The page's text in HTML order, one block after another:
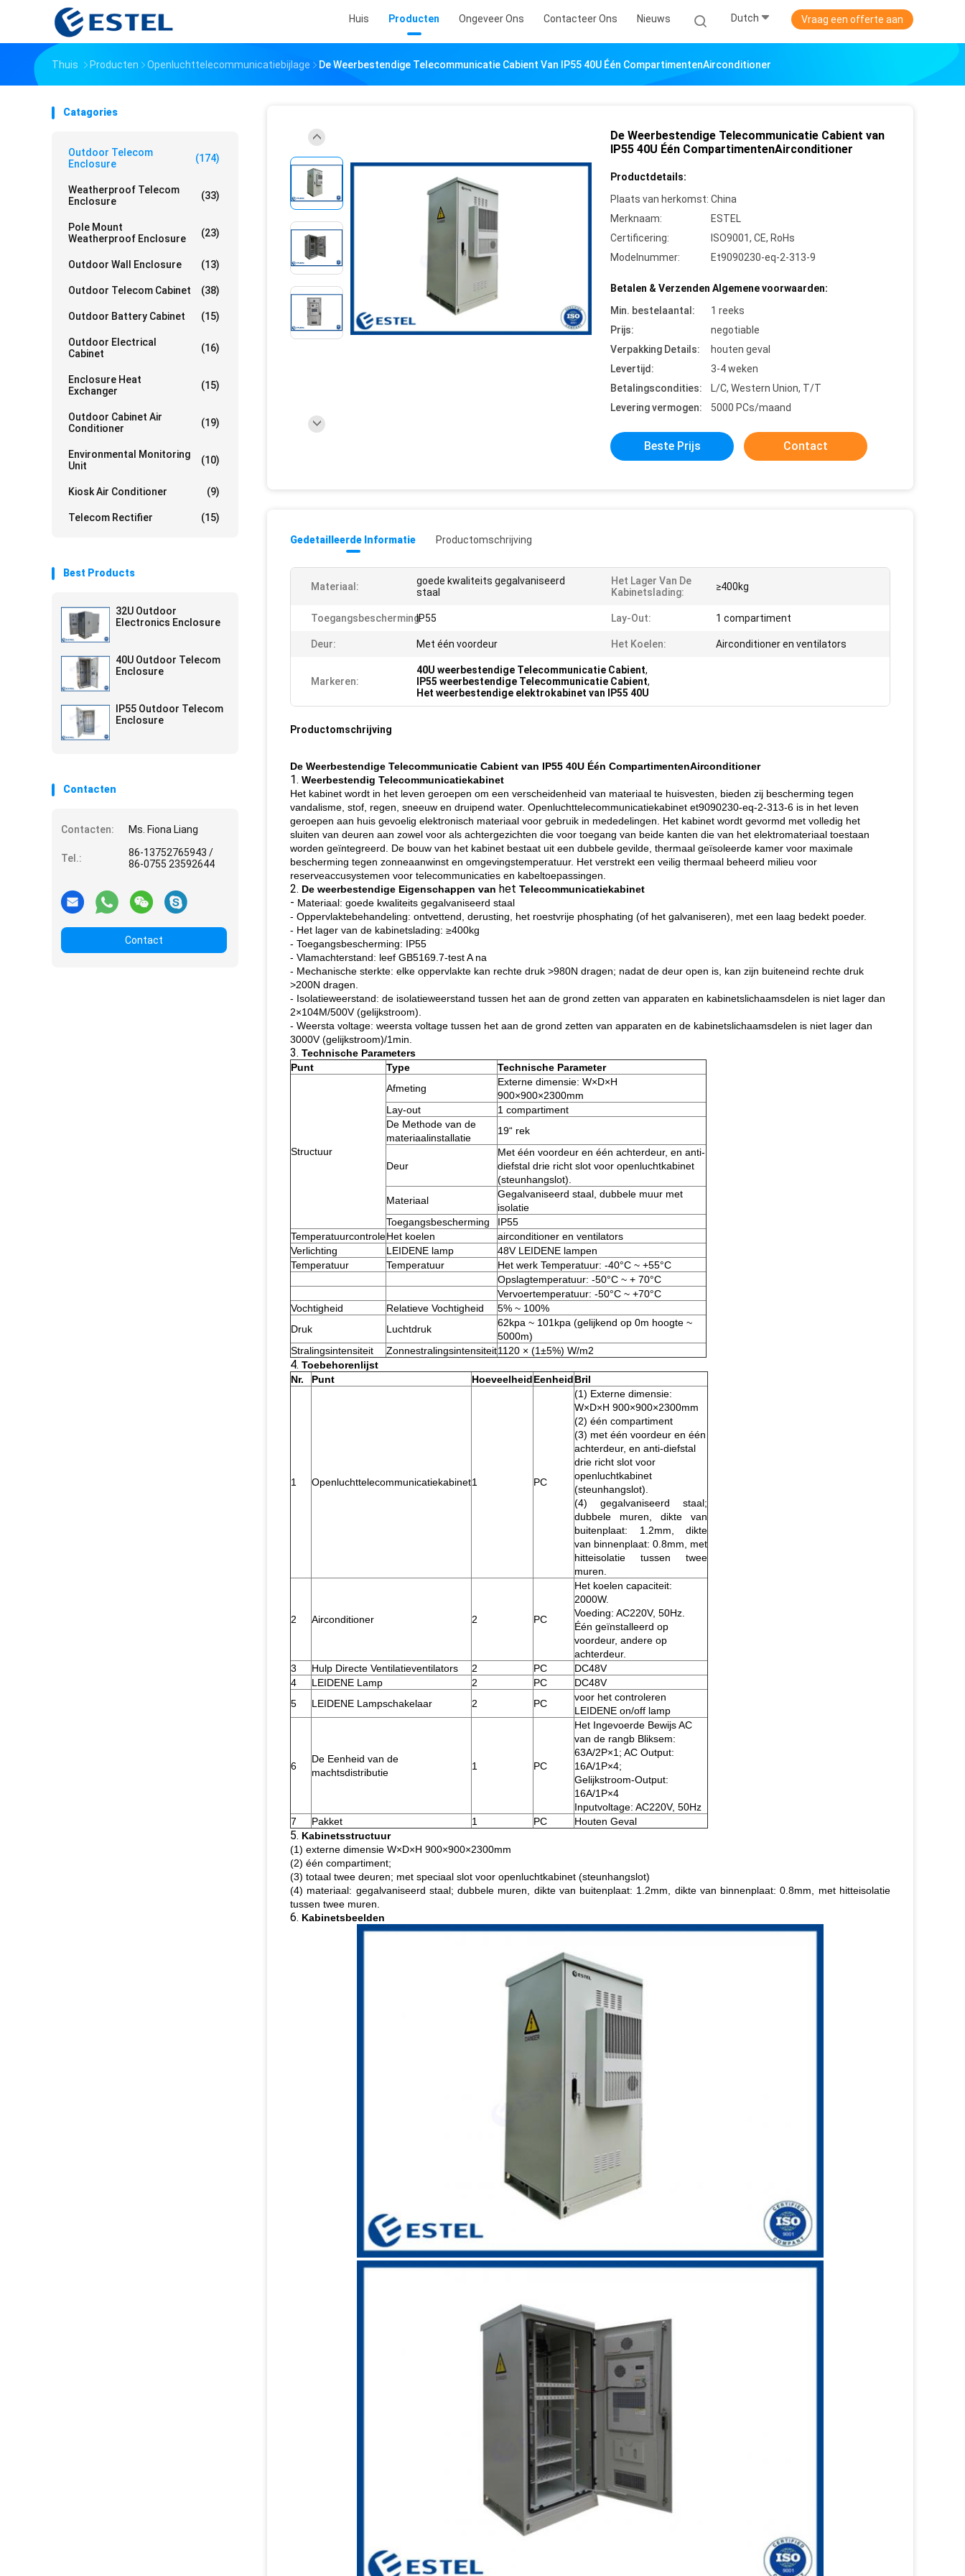
Huis Producten Ongeveer Ons Contacteer Ons Nieuws Dutch Vraag een offerte aan
Thuis Producten Openluchttelecommunicatiebijlage De Weerbestendige Telecommunicatie Cabient Van IP55 40U Één CompartimentenAirconditioner
Catagories
Outdoor Telecom
Enclosure
(174)
Weatherproof Telecom
Enclosure
(33)
Pole Mount
Weatherproof Enclosure
(23)
Outdoor Wall Enclosure (13)
Outdoor Telecom Cabinet (38)
Outdoor Battery Cabinet (15)
Outdoor Electrical
Cabinet
(16)
Enclosure Heat
Exchanger
(15)
Outdoor Cabinet Air
Conditioner
(19)
Environmental Monitoring
Unit
(10)
Kiosk Air Conditioner (9)
Telecom Rectifier (15)
Best Products
32U Outdoor
Electronics Enclosure
40U Outdoor Telecom
Enclosure
IP55 Outdoor Telecom
Enclosure
Contacten
Contacten: Ms. Fiona Liang
Tel.:
86-13752765943 /
86-0755 23592644
Contact
De Weerbestendige Telecommunicatie Cabient van
IP55 40U Één CompartimentenAirconditioner
Productdetails:
Plaats van herkomst: China
Merknaam:
ESTEL
Certificering:
ISO9001, CE, RoHs
Modelnummer:
Et9090230-eq-2-313-9
Betalen & Verzenden Algemene voorwaarden:
Min. bestelaantal:
1 reeks
Prijs:
negotiable
Verpakking Details:
houten geval
Levertijd:
3-4 weken
Betalingscondities:
L/C, Western Union, T/T
Levering vermogen:
5000 PCs/maand
Beste Prijs Contact
Gedetailleerde Informatie Productomschrijving
Materiaal:
goede kwaliteits gegalvaniseerd
staal
Het Lager Van De
Kabinetslading:
≥400kg
Toegangsbescherming:IP55 Lay-Out: 1 compartiment
Deur: Met één voordeur Het Koelen: Airconditioner en ventilators
Markeren:
40U weerbestendige Telecommunicatie Cabient,
IP55 weerbestendige Telecommunicatie Cabient,
Het weerbestendige elektrokabinet van IP55 40U
Productomschrijving
De Weerbestendige Telecommunicatie Cabient van IP55 40U Één CompartimentenAirconditioner
1. Weerbestendig Telecommunicatiekabinet
Het kabinet wordt in het leven geroepen om een verscheidenheid van materiaal te huisvesten, bieden zij bescherming tegen
vandalisme, stof, regen, sneeuw en druipend water. Openluchttelecommunicatiekabinet et9090230-eq-2-313-6 is in het leven
geroepen aan huis gevoelig elektronisch materiaal voor gebruik in mededelingen. Het kabinet wordt gevormd met volledig het
sluiten van deuren aan zowel voor als achtergezichten die voor toegang van beide kanten die van het elektromateriaal toestaan
worden geïntegreerd. De bouw van het kabinet bestaat uit een dubbele gevilde, thermaal geïsoleerde kamer voor maximale
bescherming tegen zonneaanwinst en omgevingstemperatuur. Het verstrekt een veilig thermaal beheerd milieu voor
reserveaccusystemen voor telecommunicaties en kabeltoepassingen.
2. De weerbestendige Eigenschappen van het Telecommunicatiekabinet
- Materiaal: goede kwaliteits gegalvaniseerd staal
- Oppervlaktebehandeling: ontvettend, derusting, het roestvrije phosphating (of het galvaniseren), met een laag bedekt poeder.
- Het lager van de kabinetslading: ≥400kg
- Toegangsbescherming: IP55
- Vlamachterstand: leef GB5169.7-test A na
- Mechanische sterkte: elke oppervlakte kan rechte druk >980N dragen; nadat de deur open is, kan zijn buiteneind rechte druk
>200N dragen.
- Isolatieweerstand: de isolatieweerstand tussen het aan de grond zetten van apparaten en kabinetslichaamsdelen is niet lager dan
2×104M/500V (gelijkstroom).
- Weersta voltage: weersta voltage tussen het aan de grond zetten van apparaten en de kabinetslichaamsdelen is niet lager dan
3000V (gelijkstroom)/1min.
3. Technische Parameters
Punt
Type Technische Parameter
Structuur
Afmeting
Externe dimensie: W×D×H
900×900×2300mm
Lay-out
1 compartiment
De Methode van de
materiaalinstallatie
19“ rek
Deur
Met één voordeur en één achterdeur, en anti-
diefstal drie richt slot voor openluchtkabinet
(steunhangslot).
Materiaal
Gegalvaniseerd staal, dubbele muur met
isolatie
Toegangsbescherming
IP55
TemperatuurcontroleHet koelen
airconditioner en ventilators
Verlichting
LEIDENE lamp
48V LEIDENE lampen
Temperatuur
Temperatuur
Het werk Temperatuur: -40°C ~ +55°C
Opslagtemperatuur: -50°C ~ + 70°C
Vervoertemperatuur: -50°C ~ +70°C
Vochtigheid
Relatieve Vochtigheid
5% ~ 100%
Druk
Luchtdruk
62kpa ~ 101kpa (gelijkend op 0m hoogte ~
5000m)
Stralingsintensiteit
Zonnestralingsintensiteit1120 × (1±5%) W/m2
4. Toebehorenlijst
Nr.
Punt HoeveelheidEenheidBril
1 Openluchttelecommunicatiekabinet1 PC
(1) Externe dimensie:
W×D×H 900×900×2300mm
(2) één compartiment
(3) met één voordeur en één
achterdeur, en anti-diefstal
drie richt slot voor
openluchtkabinet
(steunhangslot).
(4) gegalvaniseerd staal;
dubbele muren, dikte van
buitenplaat: 1.2mm, dikte
van binnenplaat: 0.8mm, met
hitteisolatie tussen twee
muren.
2 Airconditioner 2 PC
Het koelen capaciteit:
2000W.
Voeding: AC220V, 50Hz.
Één geïnstalleerd op
voordeur, andere op
achterdeur.
3
Hulp Directe Ventilatieventilators 2 PC
DC48V
4
LEIDENE Lamp 2 PC
DC48V
5
LEIDENE Lampschakelaar 2 PC
voor het controleren
LEIDENE on/off lamp
6
De Eenheid van de
machtsdistributie
1 PC
Het Ingevoerde Bewijs AC
van de rangb Bliksem:
63A/2P×1; AC Output:
16A/1P×4;
Gelijkstroom-Output:
16A/1P×4
Inputvoltage: AC220V, 50Hz
7
Pakket 1 PC Houten Geval
5. Kabinetsstructuur
(1) externe dimensie W×D×H 900×900×2300mm
(2) één compartiment;
(3) totaal twee deuren; met speciaal slot voor openluchtkabinet (steunhangslot)
(4) materiaal: gegalvaniseerd staal; dubbele muren, dikte van buitenplaat: 1.2mm, dikte van binnenplaat: 0.8mm, met hitteisolatie
tussen twee muren.
6. Kabinetsbeelden